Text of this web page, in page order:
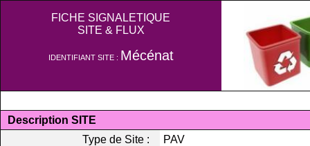
FICHE SIGNALETIQUE
SITE & FLUX
IDENTIFIANT SITE : Mécénat
Description SITE
Type de Site :
PAV